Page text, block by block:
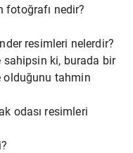
fotoğrafı nedir?
resimleri nelerdir?
sahipsin ki, burada bir
olduğunu tahmin
odası resimleri